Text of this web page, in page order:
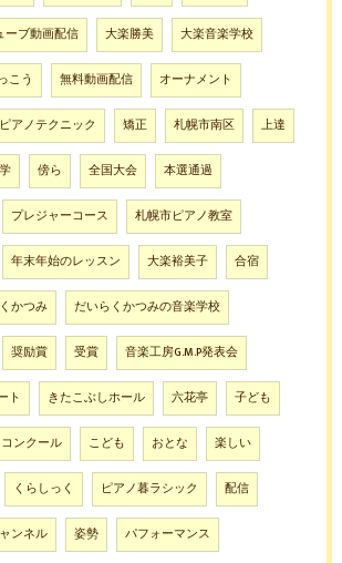
ーブ動画配信 大楽勝美 大楽音楽学校
こう 無料動画配信 オーナメント
ピアノテクニック 矯正 札幌市南区 上達
傍ら 全国大会 本選通過
プレジャーコース 札幌市ピアノ教室
年末年始のレッスン 大楽裕美子 合宿
かつみ だいらくかつみの音楽学校
奨励賞 受賞 音楽工房G.M.P発表会
ト きたこぶしホール 六花亭 子ども
コンクール こども おとな 楽しい
くらしっく ピアノ暮ラシック 配信
ンネル 姿勢 パフォーマンス